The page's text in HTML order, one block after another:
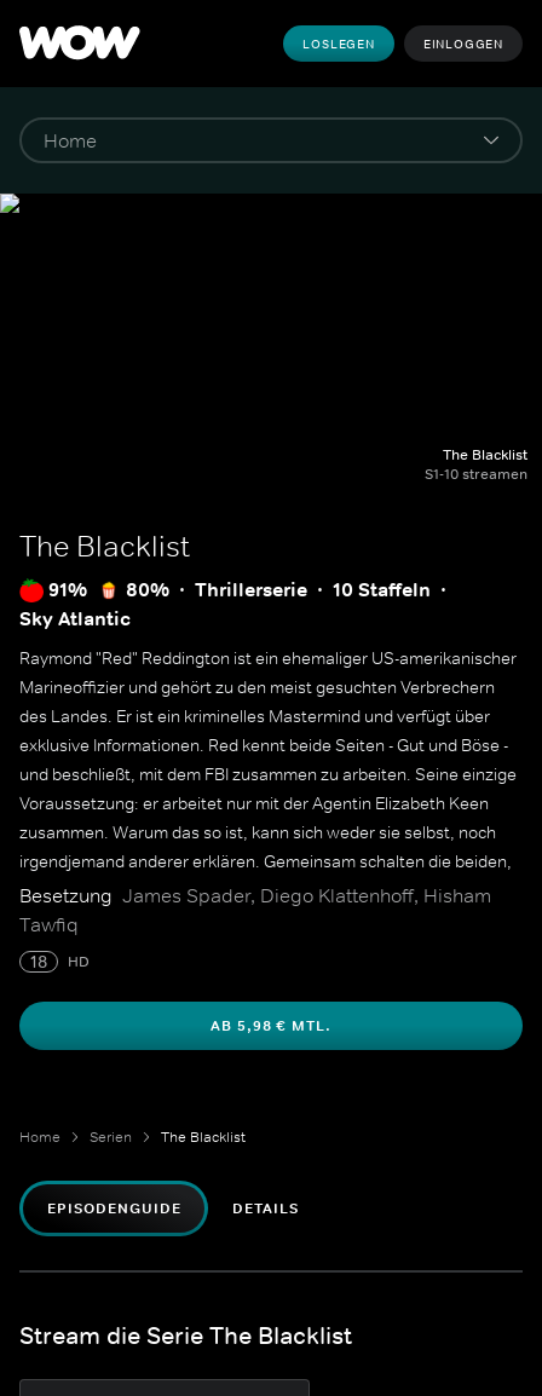
LOSLEGEN EINLOGGEN
The Blacklist
S1-10 streamen
The Blacklist
91% 80% Thrillerserie
10 Staffeln
Sky Atlantic
Raymond "Red" Reddington ist ein ehemaliger US-amerikanischer
Marineoffizier und gehört zu den meist gesuchten Verbrechern
des Landes. Er ist ein kriminelles Mastermind und verfügt über
exklusive Informationen. Red kennt beide Seiten - Gut und Böse -
und beschließt, mit dem FBI zusammen zu arbeiten. Seine einzige
Voraussetzung: er arbeitet nur mit der Agentin Elizabeth Keen
zusammen. Warum das so ist, kann sich weder sie selbst, noch
irgendjemand anderer erklären. Gemeinsam schalten die beiden,
der persönlichen "Blacklist" Reds entsprechend, einen Terroristen
nach dem anderen aus.
Besetzung James Spader, Diego Klattenhoff, Hisham
Tawfiq
18 HD
AB 5,98 € MTL.
Home Serien The Blacklist
EPISODENGUIDE DETAILS
Stream die Serie The Blacklist